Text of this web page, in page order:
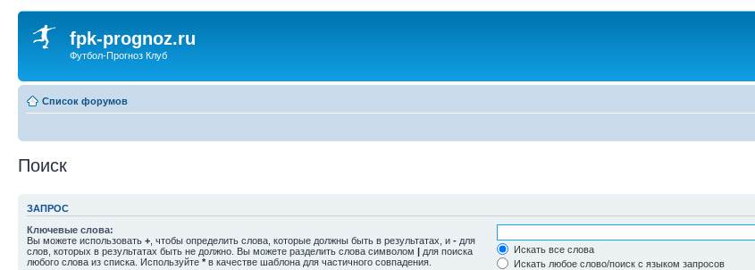
fpk-prognoz.ru
Футбол-Прогноз Клуб
Список форумов
Поиск
ЗАПРОС
Ключевые слова:
Вы можете использовать + , чтобы определить слова, которые должны быть в результатах, и - для
слов, которых в результатах быть не должно. Вы можете разделить слова символом | для поиска
любого слова из списка. Используйте * в качестве шаблона для частичного совпадения.
Искать все слова
Искать любое слово/поиск с языком запросов